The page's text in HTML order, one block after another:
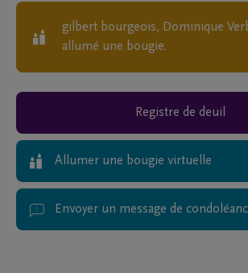
gilbert bourgeois, Dominique
allumé une bougie.
Registre de deuil
Allumer une bougie virtuelle
Envoyer un message de